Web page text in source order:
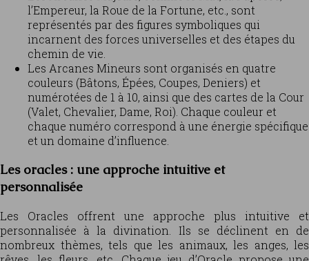
l’Empereur, la Roue de la Fortune, etc., sont
représentés par des figures symboliques qui
incarnent des forces universelles et des étapes du
chemin de vie.
Les Arcanes Mineurs sont organisés en quatre
couleurs (Bâtons, Épées, Coupes, Deniers) et
numérotées de 1 à 10, ainsi que des cartes de la Cour
(Valet, Chevalier, Dame, Roi). Chaque couleur et
chaque numéro correspond à une énergie spécifique
et un domaine d’influence.
Les oracles : une approche intuitive et
personnalisée
Les Oracles offrent une approche plus intuitive et
personnalisée à la divination. Ils se déclinent en de
nombreux thèmes, tels que les animaux, les anges, les